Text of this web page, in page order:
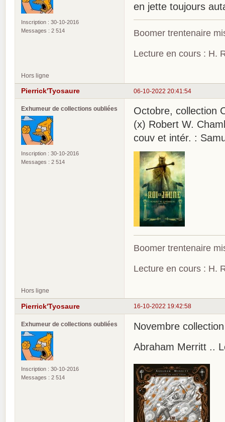
Inscription : 30-10-2016
Messages : 2 514
en jette toujours
Boomer trentenaire
Lecture en cours : H.
Hors ligne
06-10-2022 20:41:54
Pierrick'Tyosaure
Exhumeur de collections oubliées
Inscription : 30-10-2016
Messages : 2 514
Octobre, collection
(x) Robert W.
couv et intér. :
Boomer trentenaire
Lecture en cours : H.
Hors ligne
16-10-2022 19:42:58
Pierrick'Tyosaure
Exhumeur de collections oubliées
Inscription : 30-10-2016
Messages : 2 514
Novembre
Abraham Merritt ..